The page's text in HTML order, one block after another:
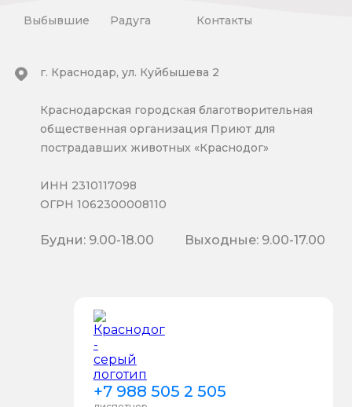
Выбывшие Радуга Контакты
+7 988 505 2 505
г. Краснодар, ул. Куйбышева 2
Краснодарская городская благотворительная
общественная организация Приют для
пострадавших животных «Краснодог»
ИНН 2310117098
ОГРН 1062300008110
Будни: 9.00-18.00 Выходные: 9.00-17.00